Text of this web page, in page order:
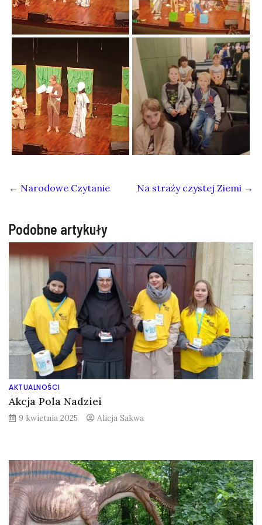
← Narodowe Czytanie Na straży czystej Ziemi →
Podobne artykuły
AKTUALNOŚCI
Akcja Pola Nadziei
9 kwietnia 2025 Alicja Sakwa